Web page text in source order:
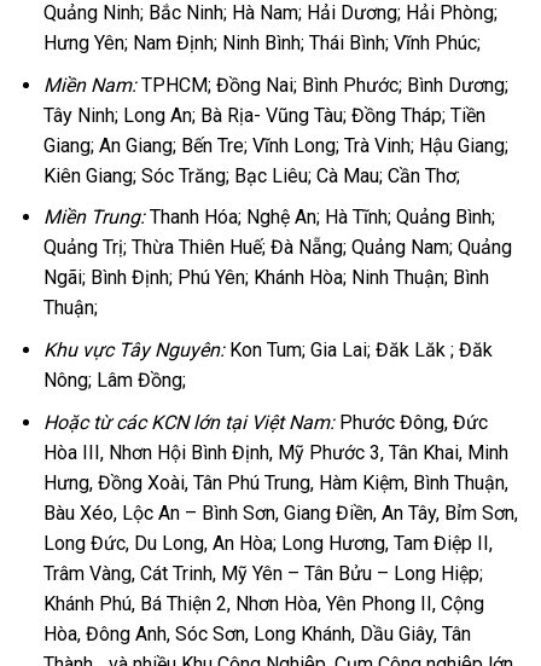
Quảng Ninh; Bắc Ninh; Hà Nam; Hải Dương; Hải Phòng;
Hưng Yên; Nam Định; Ninh Bình; Thái Bình; Vĩnh Phúc;
Miền Nam:TPHCM; Đồng Nai; Bình Phước; Bình Dương;
Tây Ninh; Long An; Bà Rịa- Vũng Tàu; Đồng Tháp; Tiền
Giang; An Giang; Bến Tre; Vĩnh Long; Trà Vinh; Hậu Giang;
Kiên Giang; Sóc Trăng; Bạc Liêu; Cà Mau; Cần Thơ;
Miền Trung:Thanh Hóa; Nghệ An; Hà Tĩnh; Quảng Bình;
Quảng Trị; Thừa Thiên Huế; Đà Nẵng; Quảng Nam; Quảng
Ngãi; Bình Định; Phú Yên; Khánh Hòa; Ninh Thuận; Bình
Thuận;
Khu vực Tây Nguyên:Kon Tum; Gia Lai; Đăk Lăk ; Đăk
Nông; Lâm Đồng;
Hoặc từ các KCN lớn tại Việt Nam:Phước Đông, Đức
Hòa III, Nhơn Hội Bình Định, Mỹ Phước 3, Tân Khai, Minh
Hưng, Đồng Xoài, Tân Phú Trung, Hàm Kiệm, Bình Thuận,
Bàu Xéo, Lộc An – Bình Sơn, Giang Điền, An Tây, Bỉm Sơn,
Long Đức, Du Long, An Hòa; Long Hương, Tam Điệp II,
Trâm Vàng, Cát Trinh, Mỹ Yên – Tân Bửu – Long Hiệp;
Khánh Phú, Bá Thiện 2, Nhơn Hòa, Yên Phong II, Cộng
Hòa, Đông Anh, Sóc Sơn, Long Khánh, Dầu Giây, Tân